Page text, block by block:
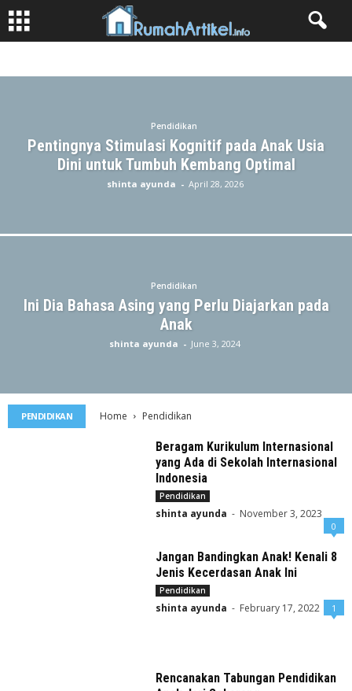
BUSINESS
FASHION GAME HIBURAN
INDUSTRI
TIPS & TRICK
Pendidikan
Pentingnya Stimulasi Kognitif pada Anak Usia
Dini untuk Tumbuh Kembang Optimal
shinta ayunda - April 28, 2026
Pendidikan
Ini Dia Bahasa Asing yang Perlu Diajarkan pada
Anak
shinta ayunda - June 3, 2024
PENDIDIKAN Home Pendidikan
Beragam Kurikulum Internasional
yang Ada di Sekolah Internasional
Indonesia
Pendidikan
shinta ayunda - November 3, 2023
0
Jangan Bandingkan Anak! Kenali 8
Jenis Kecerdasan Anak Ini
Pendidikan
shinta ayunda - February 17, 2022 1
Rencanakan Tabungan Pendidikan